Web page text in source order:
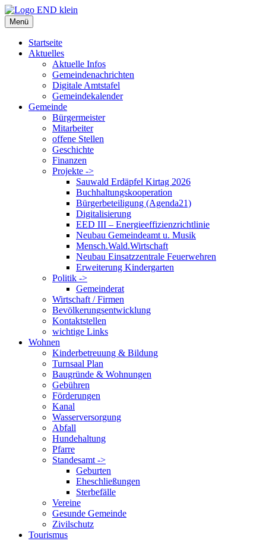
Zum
Inhalt
springen
Menü
Startseite
Aktuelles
Aktuelle Infos
Gemeindenachrichten
Digitale Amtstafel
Gemeindekalender
Gemeinde
Bürgermeister
Mitarbeiter
offene Stellen
Geschichte
Finanzen
Projekte ->
Sauwald Erdäpfel Kirtag 2026
Buchhaltungskooperation
Bürgerbeteiligung (Agenda21)
Digitalisierung
EED III – Energieeffizienzrichtlinie
Neubau Gemeindeamt u. Musik
Mensch.Wald.Wirtschaft
Neubau Einsatzzentrale Feuerwehren
Erweiterung Kindergarten
Politik ->
Gemeinderat
Wirtschaft / Firmen
Bevölkerungsentwicklung
Kontaktstellen
wichtige Links
Wohnen
Kinderbetreuung & Bildung
Turnsaal Plan
Baugründe & Wohnungen
Gebühren
Förderungen
Kanal
Wasserversorgung
Abfall
Hundehaltung
Pfarre
Standesamt ->
Geburten
Eheschließungen
Sterbefälle
Vereine
Gesunde Gemeinde
Zivilschutz
Tourismus